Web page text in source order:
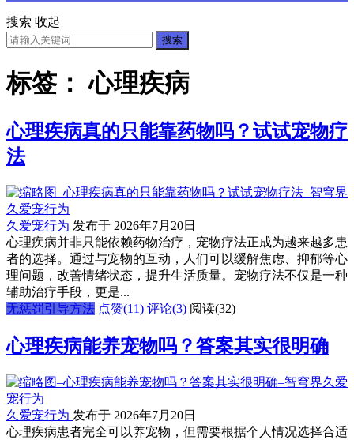
搜索 收起
搜索
标签：心理疾病
心理疾病真的只能靠药物吗？试试宠物疗
法
久爱宠行为 发布于 2026年7月20日
心理疾病并非只能依赖药物治疗，宠物疗法正成为越来越多患
者的选择。通过与宠物的互动，人们可以缓解焦虑、抑郁等心
理问题，改善情绪状态，提升生活质量。宠物疗法不仅是一种
辅助治疗手段，更是...
无惩罚引导方法 点赞(11) 评论(3) 阅读(32)
心理疾病能养宠物吗？答案其实很明确
久爱宠行为 发布于 2026年7月20日
心理疾病患者完全可以养宠物，但需要根据个人情况选择合适